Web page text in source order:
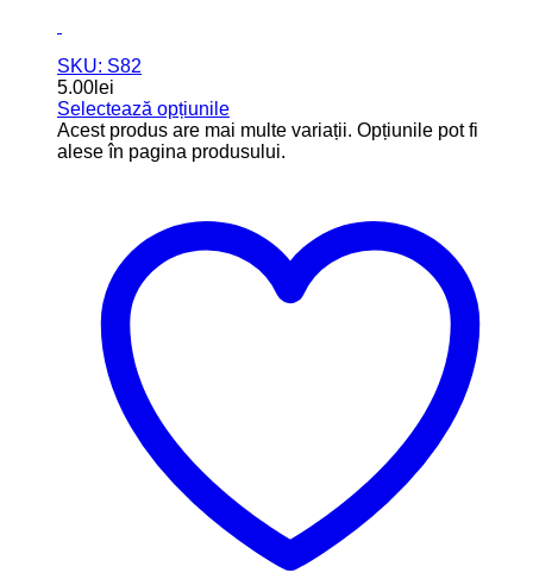
SKU: S82
5.00 lei
Selectează opțiunile
Acest produs are mai multe variații. Opțiunile pot fi
alese în pagina produsului.